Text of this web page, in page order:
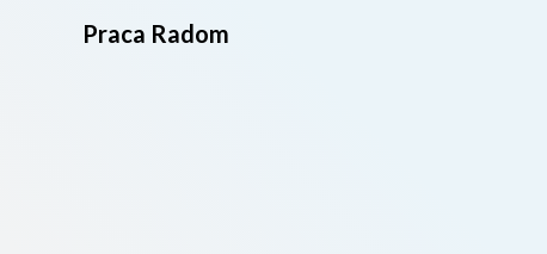
Praca Radom